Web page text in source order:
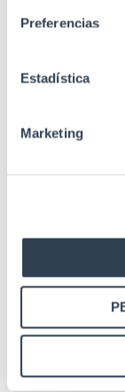
Preferencias
Estadística
Marketing
con accesorios
Armario Rack 42u
Armario Rack
SERVIDORES
1000 mm,
desmontado, con